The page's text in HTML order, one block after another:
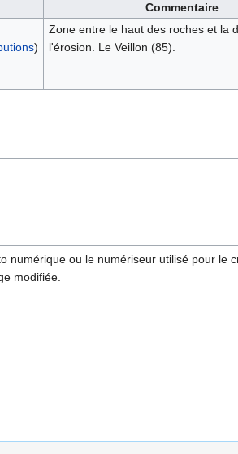
Commentaire
)
Zone entre le haut des roches et la
l'érosion. Le Veillon (85).
numérique ou le numériseur utilisé pour le
modifiée.